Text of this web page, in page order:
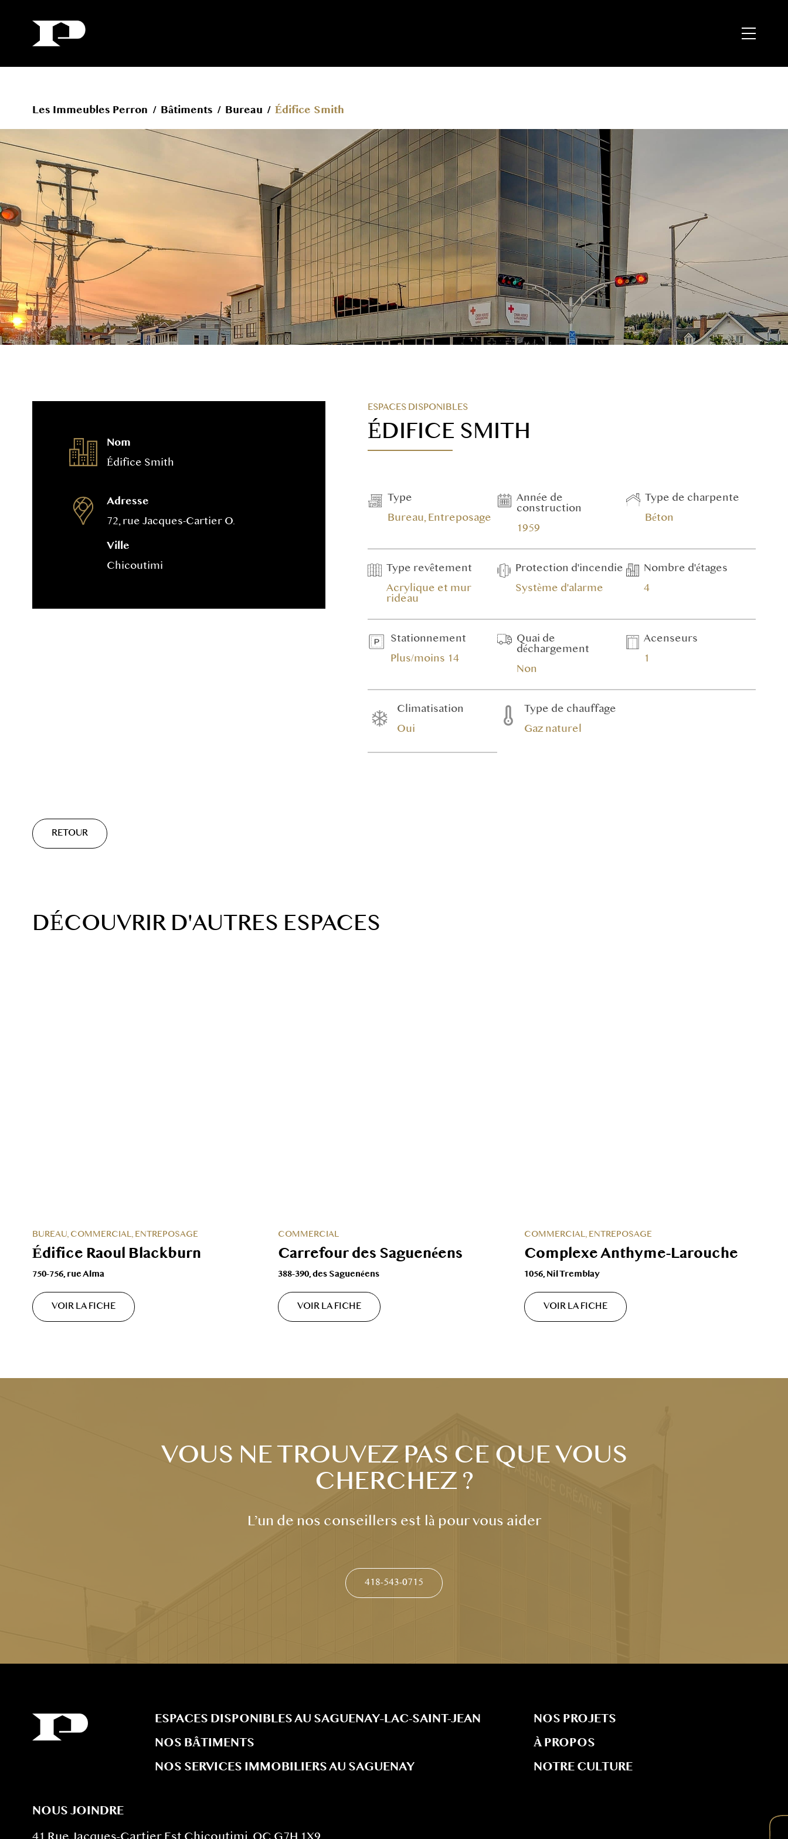
Les Immeubles Perron / Bâtiments / Bureau / Édifice Smith
Nom
Édifice Smith
Adresse
72, rue Jacques-Cartier O.
Ville
Chicoutimi
ESPACES DISPONIBLES
ÉDIFICE SMITH
Type
Bureau, Entreposage
Année de
construction
1959
Type de charpente
Béton
Type revêtement
Acrylique et mur
rideau
Protection d'incendie
Système d'alarme
Nombre d'étages
4
Stationnement
Plus/moins 14
Quai de
déchargement
Non
Acenseurs
1
Climatisation
Oui
Type de chauffage
Gaz naturel
RETOUR
DÉCOUVRIR D'AUTRES ESPACES
BUREAU, COMMERCIAL, ENTREPOSAGE
Édifice Raoul Blackburn
750-756, rue Alma
VOIR LA FICHE
COMMERCIAL
Carrefour des Saguenéens
388-390, des Saguenéens
VOIR LA FICHE
COMMERCIAL, ENTREPOSAGE
Complexe Anthyme-Larouche
1056, Nil Tremblay
VOIR LA FICHE
VOUS NE TROUVEZ PAS CE QUE VOUS
CHERCHEZ ?
L’un de nos conseillers est là pour vous aider
418-543-0715
ESPACES DISPONIBLES AU SAGUENAY–LAC-SAINT-JEAN
NOS BÂTIMENTS
NOS SERVICES IMMOBILIERS AU SAGUENAY
NOS PROJETS
À PROPOS
NOTRE CULTURE
NOUS JOINDRE